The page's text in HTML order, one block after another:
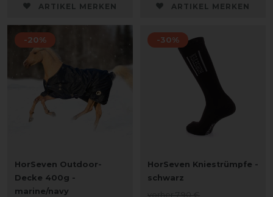
ARTIKEL MERKEN ARTIKEL MERKEN
-20%
HorSeven Outdoor-
Decke 400g -
marine/navy
-30%
HorSeven Kniestrümpfe -
schwarz